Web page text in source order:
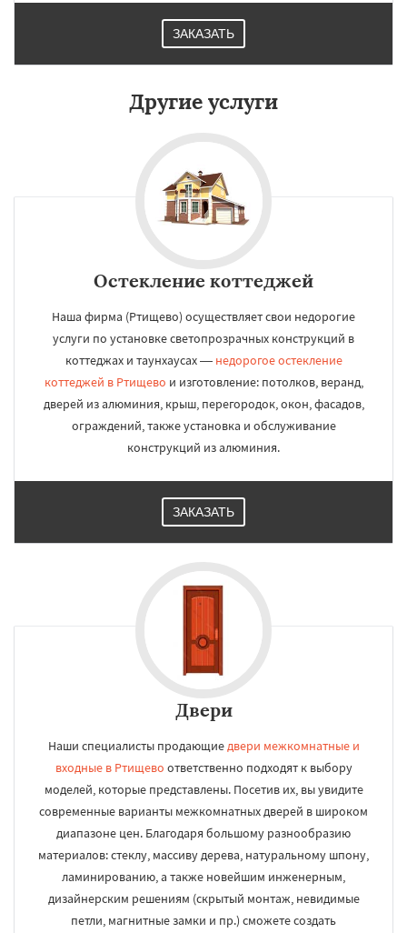
ЗАКАЗАТЬ
Другие услуги
Остекление коттеджей
Наша фирма (Ртищево) осуществляет свои недорогие
услуги по установке светопрозрачных конструкций в
коттеджах и таунхаусах — недорогое остекление
коттеджей в Ртищево и изготовление: потолков, веранд,
дверей из алюминия, крыш, перегородок, окон, фасадов,
ограждений, также установка и обслуживание
конструкций из алюминия.
ЗАКАЗАТЬ
Двери
Наши специалисты продающиедвери межкомнатные и
входные в Ртищево ответственно подходят к выбору
моделей, которые представлены. Посетив их, вы увидите
современные варианты межкомнатных дверей в широком
диапазоне цен. Благодаря большому разнообразию
материалов: стеклу, массиву дерева, натуральному шпону,
ламинированию, а также новейшим инженерным,
дизайнерским решениям (скрытый монтаж, невидимые
петли, магнитные замки и пр.) сможете создать